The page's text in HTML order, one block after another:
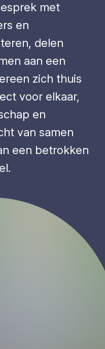
met
en
delen
aan een
zich thuis
voor elkaar,
en
van samen
een betrokken